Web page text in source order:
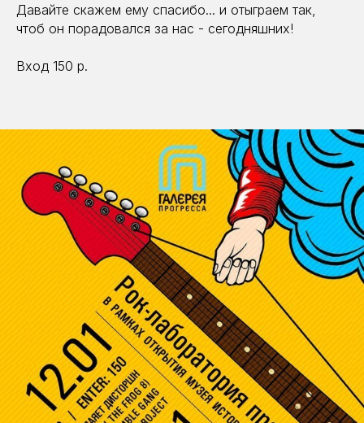
Давайте скажем ему спасибо... и отыграем так,
чтоб он порадовался за нас - сегодняшних!
Вход 150 р.